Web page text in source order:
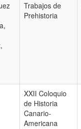
Trabajos de
Prehistoria
XXII Coloquio
de Historia
Canario-
Americana